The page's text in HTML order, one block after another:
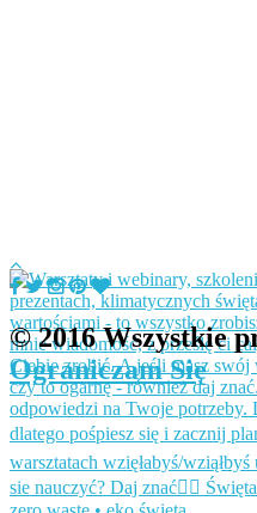
© 2016 Wszystkie
Ograniczam Się